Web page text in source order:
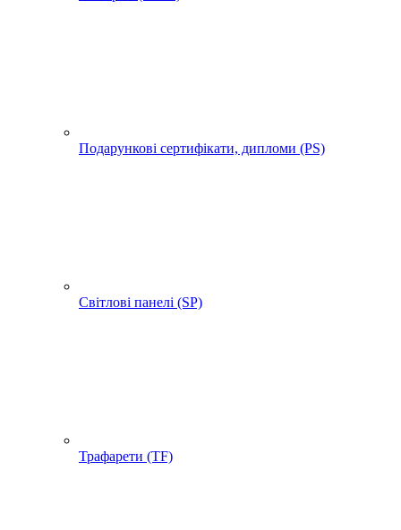
Подарункові сертифікати, дипломи (PS)
Світлові панелі (SP)
Трафарети (TF)